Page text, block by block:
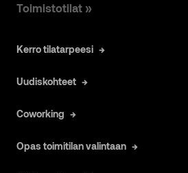
Toimistotilat »
Kerro tilatarpeesi
Uudiskohteet
Coworking
Opas toimitilan valintaan